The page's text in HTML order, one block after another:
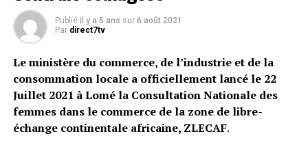
Publié il y a 5 ans sur 6 août 2021
Par direct7tv
Le ministère du commerce, de l’industrie et de la
consommation locale a officiellement lancé le 22
Juillet 2021 à Lomé la Consultation Nationale des
femmes dans le commerce de la zone de libre-
échange continentale africaine, ZLECAF.